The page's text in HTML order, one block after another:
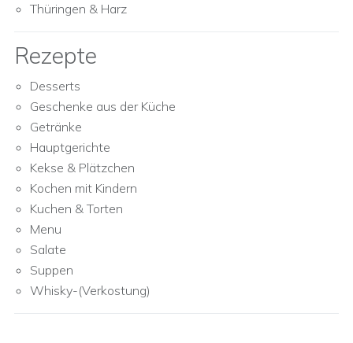
Thüringen & Harz
Rezepte
Desserts
Geschenke aus der Küche
Getränke
Hauptgerichte
Kekse & Plätzchen
Kochen mit Kindern
Kuchen & Torten
Menu
Salate
Suppen
Whisky-(Verkostung)